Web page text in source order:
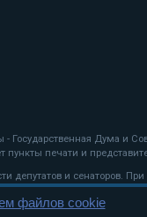
- Государственная Дума и
печати и
депутатов и сенаторов.
файлов cookie